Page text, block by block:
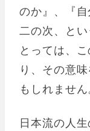
のか』、『
二の次、と
とっては、
り、その意
もしれません
日本流の人